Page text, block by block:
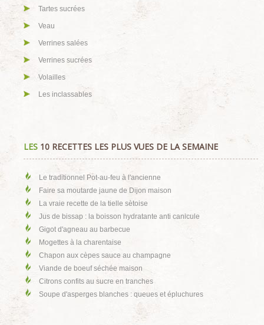
Tartes sucrées
Veau
Verrines salées
Verrines sucrées
Volailles
Les inclassables
LES 10 RECETTES LES PLUS VUES DE LA SEMAINE
Le traditionnel Pot-au-feu à l'ancienne
Faire sa moutarde jaune de Dijon maison
La vraie recette de la tielle sètoise
Jus de bissap : la boisson hydratante anti canicule
Gigot d'agneau au barbecue
Mogettes à la charentaise
Chapon aux cèpes sauce au champagne
Viande de boeuf séchée maison
Citrons confits au sucre en tranches
Soupe d'asperges blanches : queues et épluchures